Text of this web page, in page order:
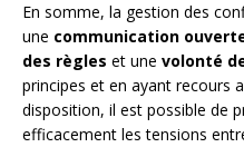
En somme, la gestion des
une communication
des règles et une volonté
principes et en ayant recours
disposition, il est possible de
efficacement les tensions